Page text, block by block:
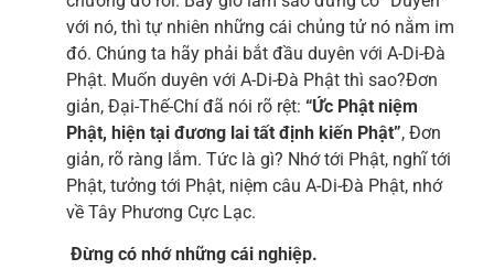
với nó, thì tự nhiên những cái chủng tử nó nằm im
đó. Chúng ta hãy phải bắt đầu duyên với A-Di-Đà
Phật. Muốn duyên với A-Di-Đà Phật thì sao?Đơn
giản, Đại-Thế-Chí đã nói rõ rệt: “Ức Phật niệm
Phật, hiện tại đương lai tất định kiến Phật”, Đơn
giản, rõ ràng lắm. Tức là gì? Nhớ tới Phật, nghĩ tới
Phật, tưởng tới Phật, niệm câu A-Di-Đà Phật, nhớ
về Tây Phương Cực Lạc.
Đừng có nhớ những cái nghiệp.